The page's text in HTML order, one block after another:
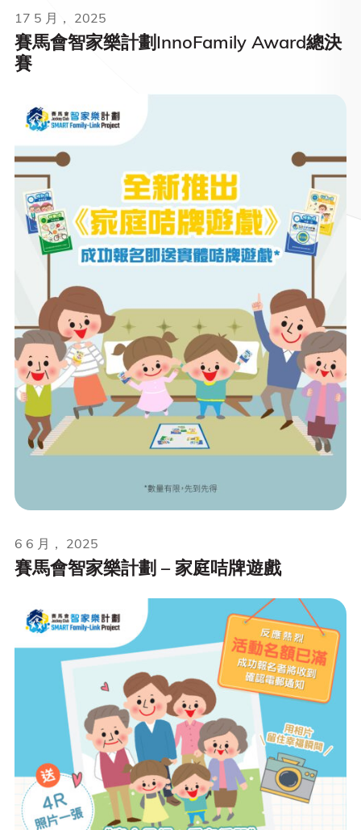
賽馬會智家樂計劃InnoFamily Award總決
賽
17 5 月， 2025
賽馬會智家樂計劃 – 家庭咭牌遊戲
6 6 月， 2025